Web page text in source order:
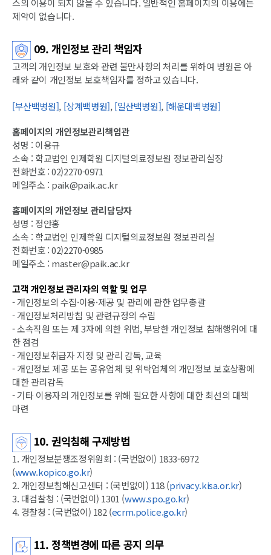
스의 이용이 되지 않을 수 있습니다. 일반적인 홈페이지의 이용에는
제약이 없습니다.
09. 개인정보 관리 책임자
고객의 개인정보 보호와 관련 불만사항의 처리를 위하여 병원은 아
래와 같이 개인정보 보호책임자를 정하고 있습니다.
[부산백병원], [상계백병원],[일산백병원], [해운대백병원]
홈페이지의 개인정보관리책임관
성명 : 이용규
소속 : 학교법인 인제학원 디지털의료정보원 정보관리실장
전화번호 : 02)2270-0971
메일주소 : paik@paik.ac.kr
홈페이지의 개인정보 관리담당자
성명 : 정안홍
소속 : 학교법인 인제학원 디지털의료정보원 정보관리실
전화번호 : 02)2270-0985
메일주소 : master@paik.ac.kr
고객 개인정보 관리자의 역할 및 업무
- 개인정보의 수집·이용·제공 및 관리에 관한 업무총괄
- 개인정보처리방침 및 관련규정의 수립
- 소속직원 또는 제 3자에 의한 위법, 부당한 개인정보 침해행위에 대
한 점검
- 개인정보취급자 지정 및 관리 감독, 교육
- 개인정보 제공 또는 공유업체 및 위탁업체의 개인정보 보호상황에
대한 관리감독
- 기타 이용자의 개인정보를 위해 필요한 사항에 대한 최선의 대책
마련
10. 권익침해 구제방법
1. 개인정보분쟁조정위원회 : (국번없이) 1833-6972
(www.kopico.go.kr)
2. 개인정보침해신고센터 : (국번없이) 118 (privacy.kisa.or.kr)
3. 대검찰청 : (국번없이) 1301 (www.spo.go.kr)
4. 경찰청 : (국번없이) 182 (ecrm.police.go.kr)
11. 정책변경에 따른 공지 의무